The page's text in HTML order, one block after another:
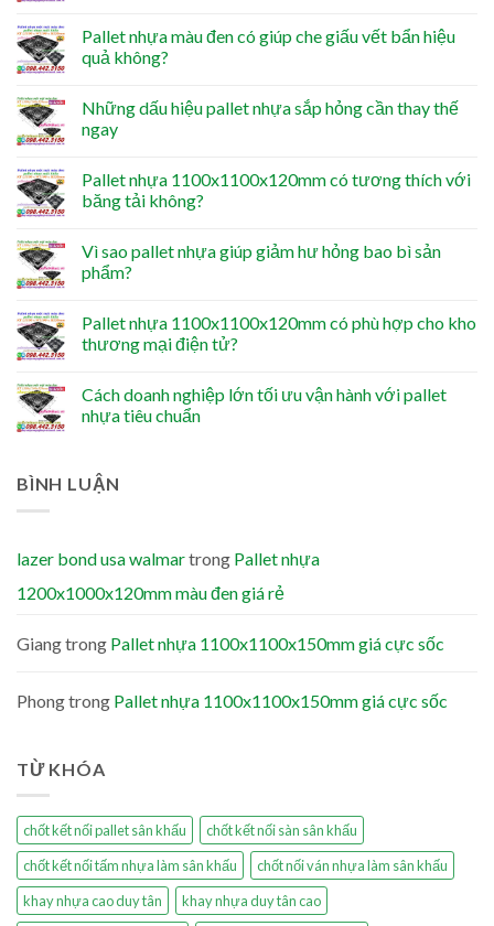
Pallet nhựa màu đen có giúp che giấu vết bẩn hiệu
quả không?
Những dấu hiệu pallet nhựa sắp hỏng cần thay thế
ngay
Pallet nhựa 1100x1100x120mm có tương thích với
băng tải không?
Vì sao pallet nhựa giúp giảm hư hỏng bao bì sản
phẩm?
Pallet nhựa 1100x1100x120mm có phù hợp cho kho
thương mại điện tử?
Cách doanh nghiệp lớn tối ưu vận hành với pallet
nhựa tiêu chuẩn
BÌNH LUẬN
lazer bond usa walmartrong Pallet nhựa
1200x1000x120mm màu đen giá rẻ
Giangtrong Pallet nhựa 1100x1100x150mm giá cực sốc
Phongtrong Pallet nhựa 1100x1100x150mm giá cực sốc
TỪ KHÓA
chốt kết nối pallet sân khấu
chốt kết nối sàn sân khấu
chốt kết nối tấm nhựa làm sân khấu
chốt nối ván nhựa làm sân khấu
khay nhựa cao duy tân
khay nhựa duy tân cao